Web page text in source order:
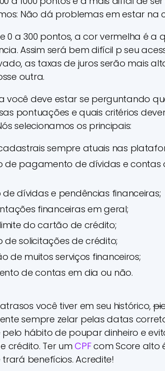
Não dá problemas em estar na
0 a 300 pontos, a cor vermelha é a
Assim será bem difícil p seu
as taxas de juros serão mais
outra.
você deve estar se perguntando
pontuações e quais critérios
selecionamos os principais:
sempre atuais nas
de pagamento de dívidas e
de dívidas e pendências financeiras;
financeiras em geral;
do cartão de crédito;
de solicitações de crédito;
de muitos serviços financeiros;
de contas em dia ou não.
você tiver em seu histórico,
sempre zelar pelas datas
pelo hábito de poupar dinheiro e
crédito. Ter umCPFcom Score alto
benefícios. Acredite!